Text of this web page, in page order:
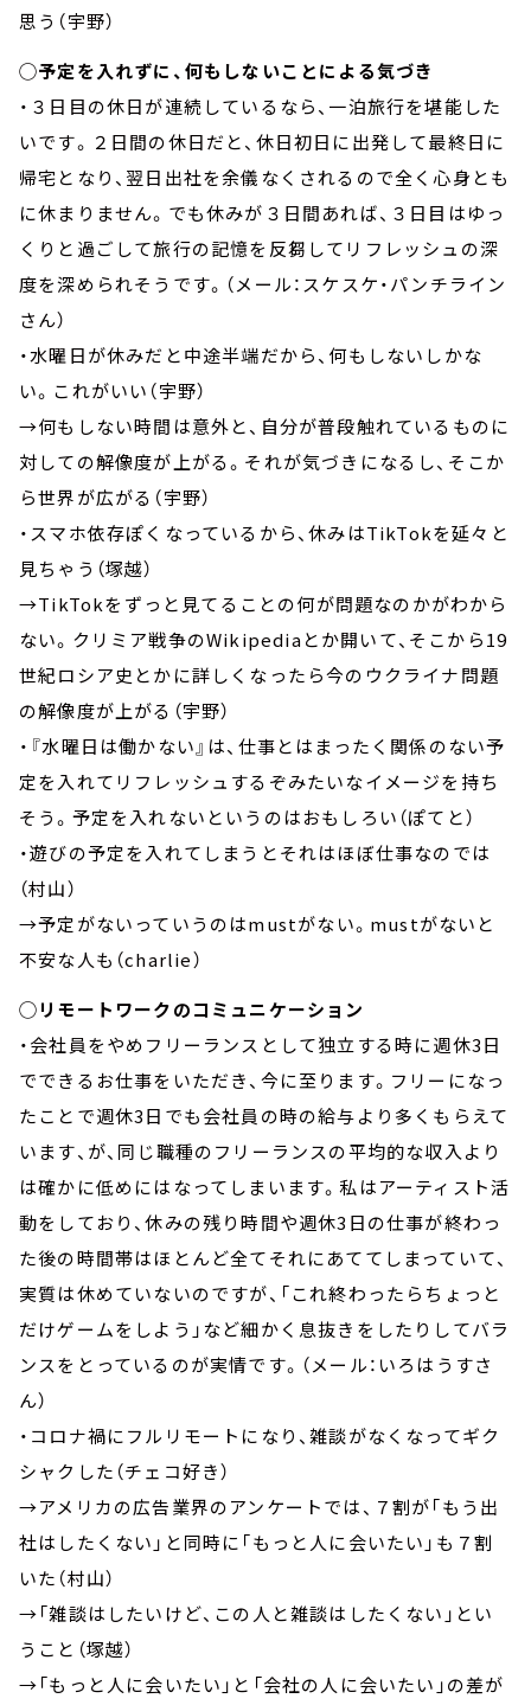
思う（宇野）
◯予定を入れずに、何もしないことによる気づき
・３日目の休日が連続しているなら、一泊旅行を堪能した
いです。２日間の休日だと、休日初日に出発して最終日に
帰宅となり、翌日出社を余儀なくされるので全く心身とも
に休まりません。でも休みが３日間あれば、３日目はゆっ
くりと過ごして旅行の記憶を反芻してリフレッシュの深
度を深められそうです。（メール：スケスケ・パンチライン
さん）
・水曜日が休みだと中途半端だから、何もしないしかな
い。これがいい（宇野）
→何もしない時間は意外と、自分が普段触れているものに
対しての解像度が上がる。それが気づきになるし、そこか
ら世界が広がる（宇野）
・スマホ依存ぽくなっているから、休みはTikTokを延々と
見ちゃう（塚越）
→TikTokをずっと見てることの何が問題なのかがわから
ない。クリミア戦争のWikipediaとか開いて、そこから19
世紀ロシア史とかに詳しくなったら今のウクライナ問題
の解像度が上がる（宇野）
・『水曜日は働かない』は、仕事とはまったく関係のない予
定を入れてリフレッシュするぞみたいなイメージを持ち
そう。予定を入れないというのはおもしろい（ぽてと）
・遊びの予定を入れてしまうとそれはほぼ仕事なのでは
（村山）
→予定がないっていうのはmustがない。mustがないと
不安な人も（charlie）
◯リモートワークのコミュニケーション
・会社員をやめフリーランスとして独立する時に週休3日
でできるお仕事をいただき、今に至ります。フリーになっ
たことで週休3日でも会社員の時の給与より多くもらえて
います、が、同じ職種のフリーランスの平均的な収入より
は確かに低めにはなってしまいます。私はアーティスト活
動をしており、休みの残り時間や週休3日の仕事が終わっ
た後の時間帯はほとんど全てそれにあててしまっていて、
実質は休めていないのですが、「これ終わったらちょっと
だけゲームをしよう」など細かく息抜きをしたりしてバラ
ンスをとっているのが実情です。（メール：いろはうすさ
ん）
・コロナ禍にフルリモートになり、雑談がなくなってギク
シャクした（チェコ好き）
→アメリカの広告業界のアンケートでは、７割が「もう出
社はしたくない」と同時に「もっと人に会いたい」も７割
いた（村山）
→「雑談はしたいけど、この人と雑談はしたくない」とい
うこと（塚越）
→「もっと人に会いたい」と「会社の人に会いたい」の差が